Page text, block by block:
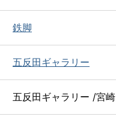
鉄脚
五反田ギャラリー
五反田ギャラリー /宮崎